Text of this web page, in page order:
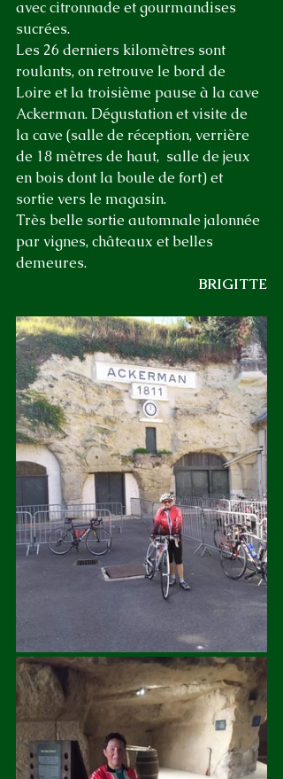
avec citronnade et gourmandises
sucrées.
Les 26 derniers kilomètres sont
roulants, on retrouve le bord de
Loire et la troisième pause à la cave
Ackerman. Dégustation et visite de
la cave (salle de réception, verrière
de 18 mètres de haut,  salle de jeux
en bois dont la boule de fort) et
sortie vers le magasin.
Très belle sortie automnale jalonnée
par vignes, châteaux et belles
demeures.
BRIGITTE